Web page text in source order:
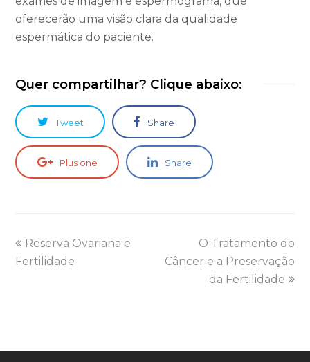
oferecerão uma visão clara da qualidade
espermática do paciente.
Quer compartilhar? Clique abaixo:
Tweet Share
Plus one Share
Reserva Ovariana e
Fertilidade
O Tratamento do
Câncer e a Preservação
da Fertilidade